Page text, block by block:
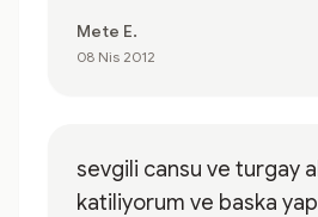
Mete E.
08 Nis 2012
sevgili cansu ve turgay
katiliyorum ve baska